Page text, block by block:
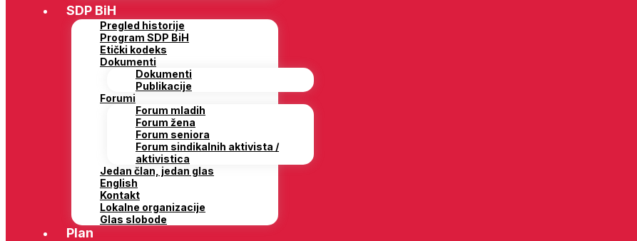
SDP BiH
Pregled historije
Program SDP BiH
Etički kodeks
Dokumenti
Dokumenti
Publikacije
Forumi
Forum mladih
Forum žena
Forum seniora
Forum sindikalnih aktivista /
aktivistica
Jedan član, jedan glas
English
Kontakt
Lokalne organizacije
Glas slobode
Plan